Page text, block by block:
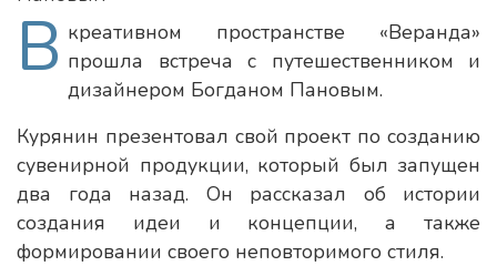
В креативном пространстве «Веранда»
прошла встреча с путешественником и
дизайнером Богданом Пановым.
Курянин презентовал свой проект по созданию
сувенирной продукции, который был запущен
два года назад. Он рассказал об истории
создания идеи и концепции, а также
формировании своего неповторимого стиля.